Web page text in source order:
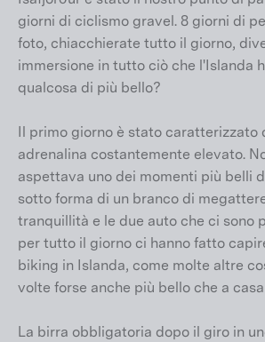
giorni di ciclismo gravel. 8 giorni di
foto, chiacchierate tutto il giorno,
immersione in tutto ciò che l'Islanda
qualcosa di più bello?
Il primo giorno è stato caratterizzato
adrenalina costantemente elevato.
aspettava uno dei momenti più belli
sotto forma di un branco di
tranquillità e le due auto che ci sono
per tutto il giorno ci hanno fatto
biking in Islanda, come molte altre
volte forse anche più bello che a
La birra obbligatoria dopo il giro in